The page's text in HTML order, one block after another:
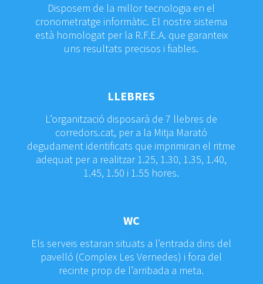
Disposem de la millor tecnologia en el
cronometratge informàtic. El nostre sistema
està homologat per la R.F.E.A. que garanteix
uns resultats precisos i fiables.
LLEBRES
L’organització disposarà de 7 llebres de
corredors.cat, per a la Mitja Marató
degudament identificats que imprimiran el ritme
adequat per a realitzar 1.25, 1.30, 1.35, 1.40,
1.45, 1.50 i 1.55 hores.
WC
Els serveis estaran situats a l’entrada dins del
pavelló (Complex LesVernedes) i fora del
recinte prop de l’arribada a meta.